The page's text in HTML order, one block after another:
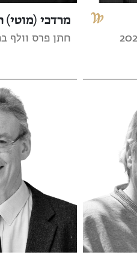
מרדכי (מוטי)
חתן פרס וולף